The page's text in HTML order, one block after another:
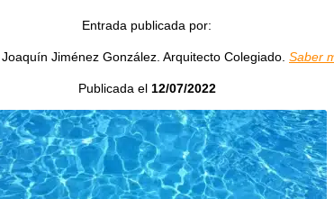
Entrada publicada por:
Jiménez González. Arquitecto Colegiado. Saber
Publicada el 12/07/2022